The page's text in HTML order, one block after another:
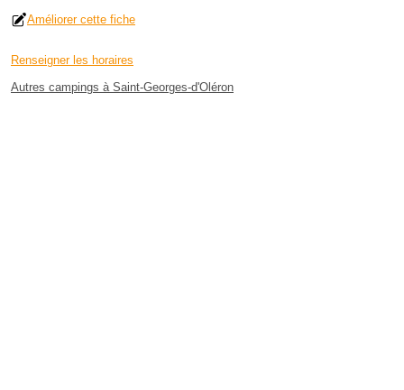
Améliorer cette fiche
Renseigner les horaires
Autres campings à Saint-Georges-d'Oléron